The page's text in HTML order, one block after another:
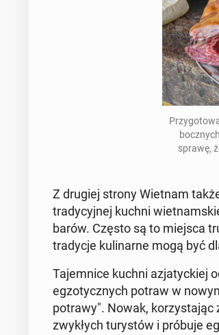
sprawę,
Z drugiej strony Wietnam
tra­dy­cyj­nej kuchni
barów. Często są to miejsca
tra­dy­cje ku­li­nar­ne mogą być
Ta­jem­ni­ce kuchni azja­tyc­kiej
eg­zo­tycz­nych potraw w
potrawy". Nowak, ko­rzy­sta­jąc
zwy­kłych tu­ry­stów i próbuje